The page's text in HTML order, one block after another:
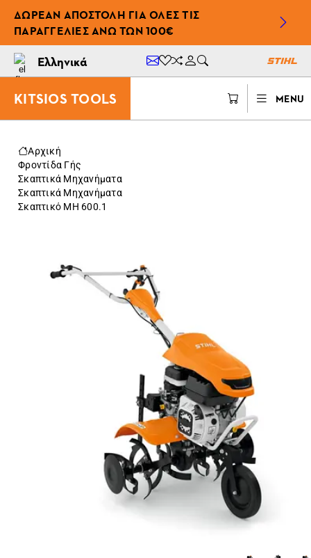
ΔΩΡΕΆΝ ΑΠΟΣΤΟΛΉ ΓΙΑ ΌΛΕΣ ΤΙΣ
ΠΑΡΑΓΓΕΛΊΕΣ ΆΝΩ ΤΩΝ 100€
Ελληνικά
KITSIOS TOOLS MENU
Αρχική
Φροντίδα Γής
Σκαπτικά Μηχανήματα
Σκαπτικά Μηχανήματα
Σκαπτικό MH 600.1